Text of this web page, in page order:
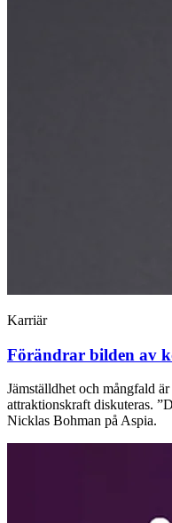
Karriär
Förändrar bilden av
Jämställdhet och mångfald
attraktionskraft ­diskuteras.
Nicklas Bohman på Aspia.